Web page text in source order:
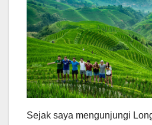
Sejak saya mengunjungi